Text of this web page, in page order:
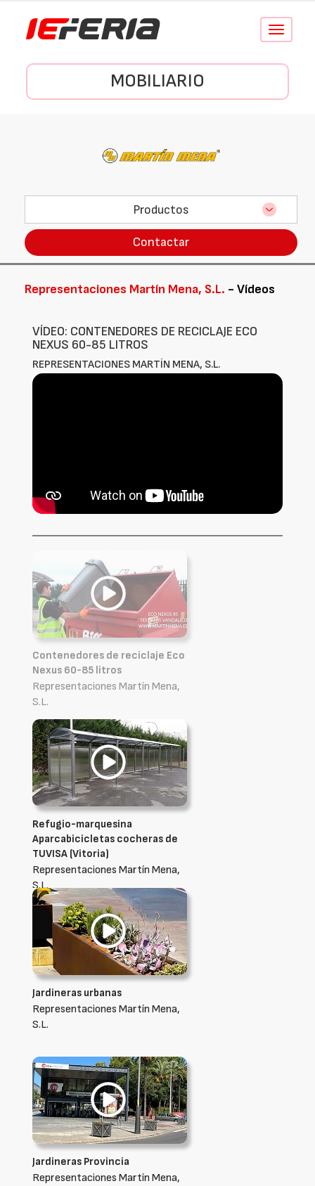
Conmutar
MOBILIARIO
Productos
Contactar
Representaciones Martín Mena, S.L. - Vídeos
VÍDEO: CONTENEDORES DE RECICLAJE ECO
NEXUS 60-85 LITROS
REPRESENTACIONES MARTÍN MENA, S.L.
Contenedores de reciclaje Eco
Nexus 60-85 litros
Representaciones Martín Mena,
S.L.
Refugio-marquesina
Aparcabicicletas cocheras de
TUVISA (Vitoria)
Representaciones Martín Mena,
S.L.
Jardineras urbanas
Representaciones Martín Mena,
S.L.
Jardineras Provincia
Representaciones Martín Mena,